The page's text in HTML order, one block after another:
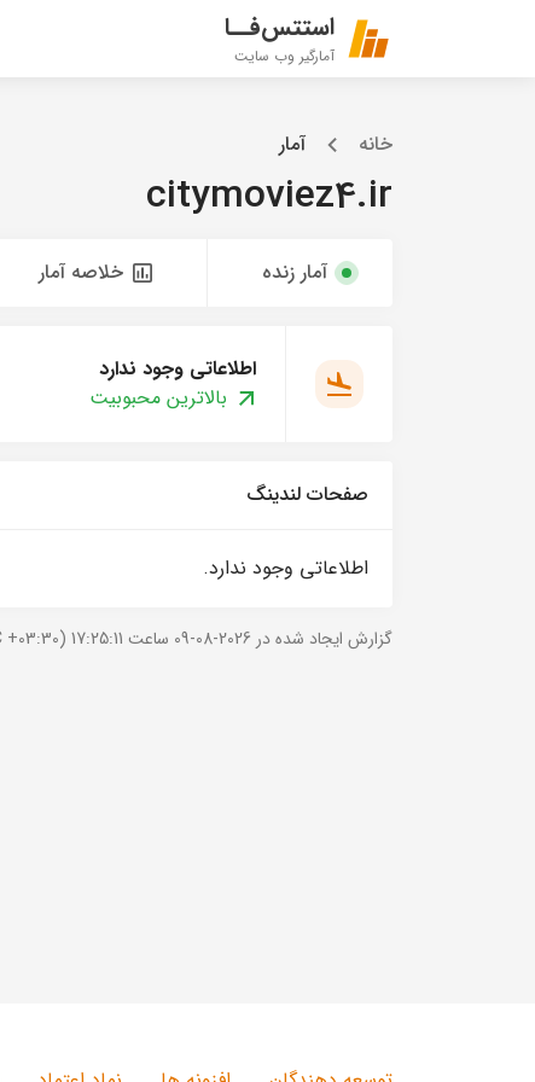
استتس‌فــا
آمارگیر وب سایت
خانه آمار
citymoviez4.ir
آمار زنده خلاصه آمار
اطلاعاتی وجود ندارد
بالاترین محبوبیت
صفحات لندینگ
اطلاعاتی وجود ندارد.
گزارش ایجاد شده در 2026-08-09 ساعت 17:25:11 (UTC +03:30).